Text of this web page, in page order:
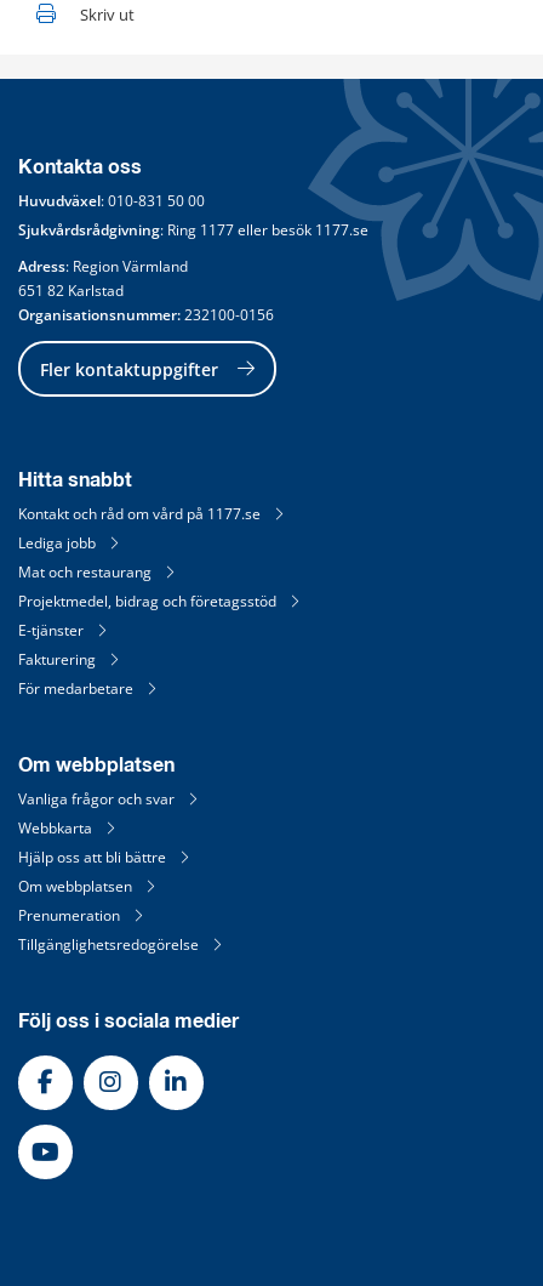
Skriv ut
Kontakta oss
Huvudväxel: 010-831 50 00
Sjukvårdsrådgivning: Ring 1177 eller besök 1177.se
Adress: Region Värmland
651 82 Karlstad
Organisationsnummer: 232100-0156
Fler kontaktuppgifter
Hitta snabbt
Kontakt och råd om vård på 1177.se
Lediga jobb
Mat och restaurang
Projektmedel, bidrag och företagsstöd
E-tjänster
Fakturering
För medarbetare
Om webbplatsen
Vanliga frågor och svar
Webbkarta
Hjälp oss att bli bättre
Om webbplatsen
Prenumeration
Tillgänglighetsredogörelse
Följ oss i sociala medier